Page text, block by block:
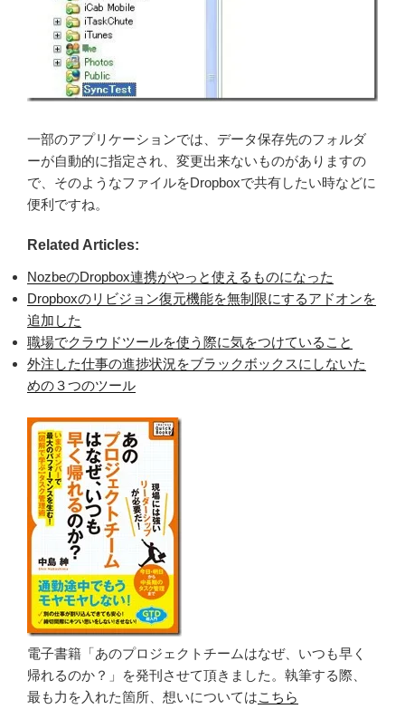
一部のアプリケーションでは、データ保存先のフォルダ
ーが自動的に指定され、変更出来ないものがありますの
で、そのようなファイルをDropboxで共有したい時などに
便利ですね。
Related Articles:
NozbeのDropbox連携がやっと使えるものになった
Dropboxのリビジョン復元機能を無制限にするアドオンを
追加した
職場でクラウドツールを使う際に気をつけていること
外注した仕事の進捗状況をブラックボックスにしないた
めの３つのツール
電子書籍「あのプロジェクトチームはなぜ、いつも早く
帰れるのか？」を発刊させて頂きました。執筆する際、
最も力を入れた箇所、想いについてはこちら